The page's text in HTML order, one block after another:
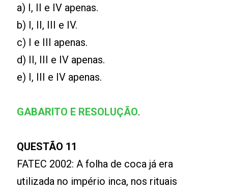
a) I, II e IV apenas.
b) I, II, III e IV.
c) I e III apenas.
d) II, III e IV apenas.
e) I, III e IV apenas.
GABARITO E RESOLUÇÃO.
QUESTÃO 11
FATEC 2002: A folha de coca já era
utilizada no império inca, nos rituais